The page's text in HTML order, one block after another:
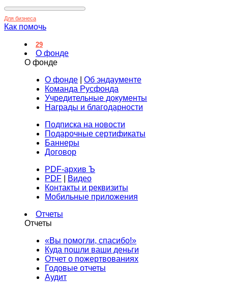
Для бизнеса
Как помочь
29
О фонде
О фонде
О фонде
Об эндаументе
Команда Русфонда
Учредительные документы
Награды и благодарности
Подписка на новости
Подарочные сертификаты
Баннеры
Договор
PDF-архив Ъ
PDF
Видео
Контакты и реквизиты
Мобильные приложения
Отчеты
Отчеты
«Вы помогли, спасибо!»
Куда пошли ваши деньги
Отчет о пожертвованиях
Годовые отчеты
Аудит